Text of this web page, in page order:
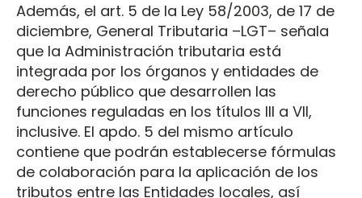
Además, el art. 5 de la Ley 58/2003, de 17 de
diciembre, General Tributaria –LGT– señala
que la Administración tributaria está
integrada por los órganos y entidades de
derecho público que desarrollen las
funciones reguladas en los títulos III a VII,
inclusive. El apdo. 5 del mismo artículo
contiene que podrán establecerse fórmulas
de colaboración para la aplicación de los
tributos entre las Entidades locales, así